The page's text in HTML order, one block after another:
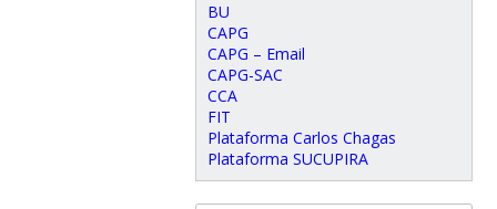
BU
CAPG
CAPG – Email
CAPG-SAC
CCA
FIT
Plataforma Carlos Chagas
Plataforma SUCUPIRA